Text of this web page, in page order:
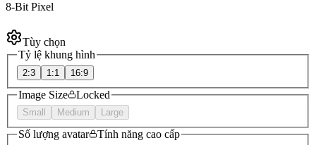
8-Bit Pixel
Tùy chọn
Tỷ lệ khung hình
2:3 1:1 16:9
Image Size Locked
Small Medium Large
Số lượng avatar Tính năng cao cấp